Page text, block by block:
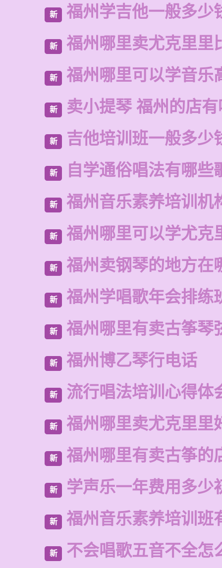
新 福州学吉他一般多少
新 福州哪里卖尤克里里
新 福州哪里可以学音乐
新 卖小提琴 福州的店
新 吉他培训班一般多少
新 自学通俗唱法有哪些
新 福州音乐素养培训机
新 福州哪里可以学尤克
新 福州卖钢琴的地方在
新 福州学唱歌年会排练
新 福州哪里有卖古筝琴
新 福州博乙琴行电话
新 流行唱法培训心得体
新 福州哪里卖尤克里里
新 福州哪里有卖古筝的
新 学声乐一年费用多少
新 福州音乐素养培训班
新 不会唱歌五音不全怎